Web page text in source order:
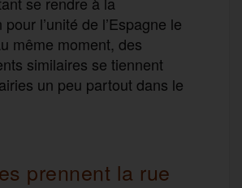
l’unité de l’Espagne le
même moment, des
similaires se tiennent
un peu partout dans le
prennent la rue